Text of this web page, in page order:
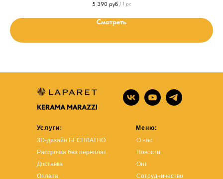
5 390 руб / 1 pc
Смотреть
Услуги:
3D-дизайн БЕСПЛАТНО
Рассрочка без переплат
Доставка
Оплата
Меню:
О нас
Новости
Опт
Сотрудничество